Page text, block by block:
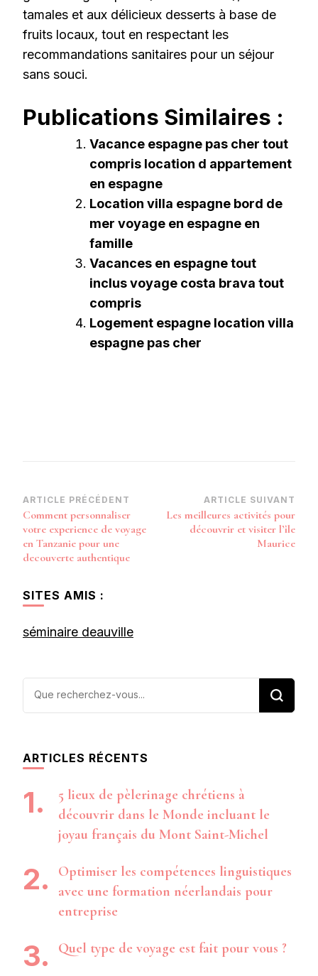
tamales et aux délicieux desserts à base de
fruits locaux, tout en respectant les
recommandations sanitaires pour un séjour
sans souci.
Publications Similaires :
Vacance espagne pas cher tout
compris location d appartement
en espagne
Location villa espagne bord de
mer voyage en espagne en
famille
Vacances en espagne tout
inclus voyage costa brava tout
compris
Logement espagne location villa
espagne pas cher
Navigation
d’article
ARTICLE PRÉCÉDENT
Comment personnaliser
votre experience de voyage
en Tanzanie pour une
decouverte authentique
ARTICLE SUIVANT
Les meilleures activités pour
découvrir et visiter l’île
Maurice
SITES AMIS :
séminaire deauville
Vous
recherchiez
ARTICLES RÉCENTS
5 lieux de pèlerinage chrétiens à
découvrir dans le Monde incluant le
joyau français du Mont Saint-Michel
Optimiser les compétences linguistiques
avec une formation néerlandais pour
entreprise
Quel type de voyage est fait pour vous ?